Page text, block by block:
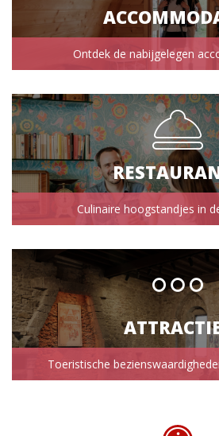
Ontdek de nabijgelegen
Culinaire hoogstandjes in
Toeristische